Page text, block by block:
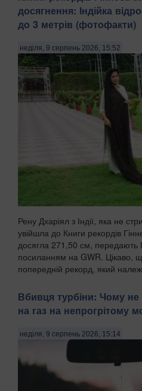
досягнення: Індійка
до 3 метрів (фотофакти)
неділя, 9 серпень 2026, 15:52
Рену Дхаріял з Індії, яка не
увійшла до Книги рекордів
досягла 271,50 см, передають
посиланням на GWR. Цікаво,
попередній рекорд, який
Вбивця турбіни: Чому не
на газ на непрогрітому
неділя, 9 серпень 2026, 15:14